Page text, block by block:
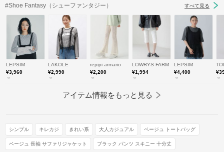
#Shoe Fantasy（シューファンタジー）
すべて見る
LEPSIM
¥3,960
.st
LAKOLE
¥2,990
.st
repipi armario
¥2,200
.st
LOWRYS FARM
¥1,994
.st
LEPSIM
¥4,400
.st .st
アイテム情報をもっと見る
シンプル キレカジ きれい系 大人カジュアル ベージュ トートバッグ
ベージュ 長袖 サファリジャケット ブラック パンツ スキニー 十分丈